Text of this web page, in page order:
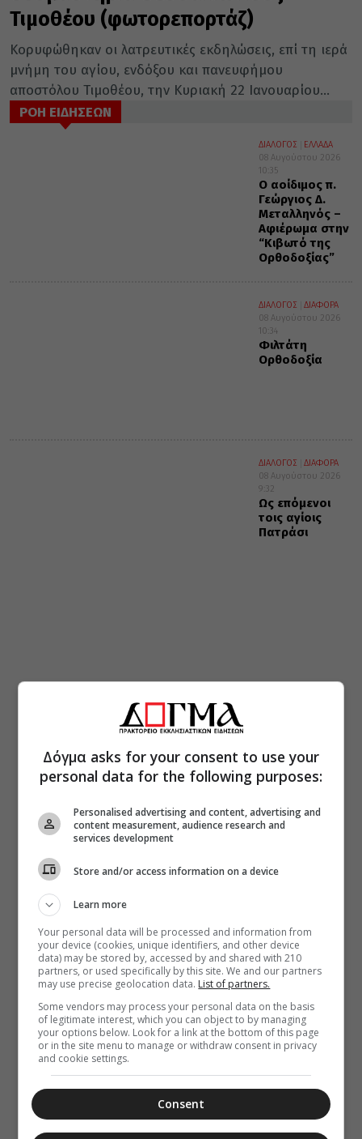
Τιμοθέου (φωτορεπορτάζ)
Κορυφώθηκαν οι λατρευτικές εκδηλώσεις, επί τη ιερά
μνήμη του αγίου, ενδόξου και πανευφήμου
αποστόλου Τιμοθέου, την Κυριακή 22 Ιανουαρίου...
ΡΟΗ ΕΙΔΗΣΕΩΝ
ΔΙΑΛΟΓΟΣ
ΕΛΛΑΔΑ
08 Αυγούστου 2026
10:35
Ο αοίδιμος π.
Γεώργιος Δ.
Μεταλληνός –
Αφιέρωμα στην
“Κιβωτό της
Ορθοδοξίας”
ΔΙΑΛΟΓΟΣ
ΔΙΑΦΟΡΑ
08 Αυγούστου 2026
10:34
Φιλτάτη
Ορθοδοξία
ΔΙΑΛΟΓΟΣ
ΔΙΑΦΟΡΑ
08 Αυγούστου 2026
9:32
Ως επόμενοι
τοις αγίοις
Πατράσι
Δόγμα asks for your consent to use your
personal data for the following purposes:
Personalised advertising and content, advertising and
content measurement, audience research and
services development
Store and/or access information on a device
Learn more
Your personal data will be processed and information from
your device (cookies, unique identifiers, and other device
data) may be stored by, accessed by and shared with 210
partners, or used specifically by this site. We and our partners
may use precise geolocation data. List of partners.
Some vendors may process your personal data on the basis
of legitimate interest, which you can object to by managing
your options below. Look for a link at the bottom of this page
or in the site menu to manage or withdraw consent in privacy
and cookie settings.
Consent